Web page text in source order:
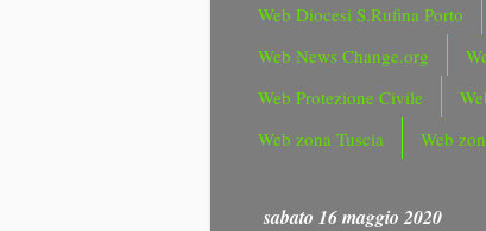
Web Diocesi S.Rufina Porto
Web News Change.org
Web Protezione Civile
Web zona Tuscia
Web
sabato 16 maggio 2020